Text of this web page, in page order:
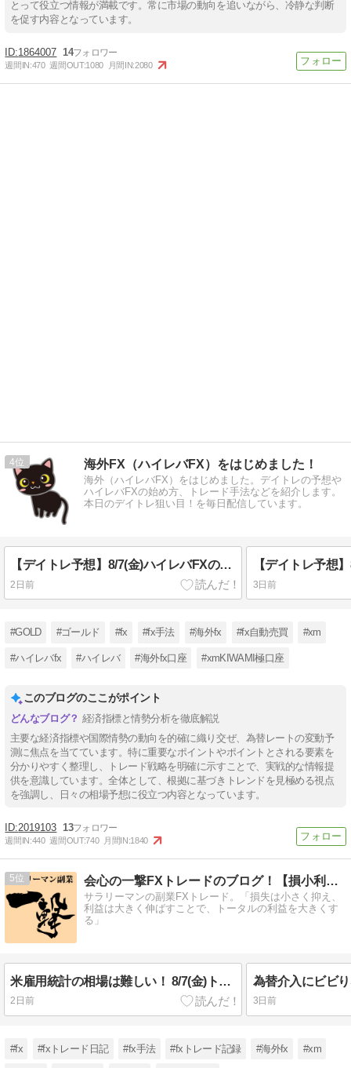
とって役立つ情報が満載です。常に市場の動向を追いながら、冷静な判断
を促す内容となっています。
1864007 14
週間IN:470 週間OUT:1080 月間IN:2080
4 海外FX（ハイレバFX）をはじめました！
海外（ハイレバFX）をはじめました。デイトレの予想や
ハイレバFXの始め方、トレード手法などを紹介します。
本日のデイトレ狙い目！を毎日配信しています。
【デイトレ予想】8/7(金)ハイレバFXの狙い目！
2日前 3日前
#GOLD #ゴールド #fx #fx手法 #海外fx #fx自動売買 #xm
#ハイレバfx #ハイレバ #海外fx口座 #xmKIWAMI極口座
このブログのここがポイント
経済指標と情勢分析を徹底解説
主要な経済指標や国際情勢の動向を的確に織り交ぜ、為替レートの変動予
測に焦点を当てています。特に重要なポイントやポイントとされる要素を
分かりやすく整理し、トレード戦略を明確に示すことで、実戦的な情報提
供を意識しています。全体として、根拠に基づきトレンドを見極める視点
を強調し、日々の相場予想に役立つ内容となっています。
2019103 13
週間IN:440 週間OUT:740 月間IN:1840
5 会心の一撃FXトレードのブログ！【損小利大】
サラリーマンの副業FXトレード。「損失は小さく抑え、
利益は大きく伸ばすことで、トータルの利益を大きくす
る」
米雇用統計の相場は難しい！ 8/7(金)トレード結果
2日前 3日前
#fx #fxトレード日記 #fx手法 #fxトレード記録 #海外fx #xm